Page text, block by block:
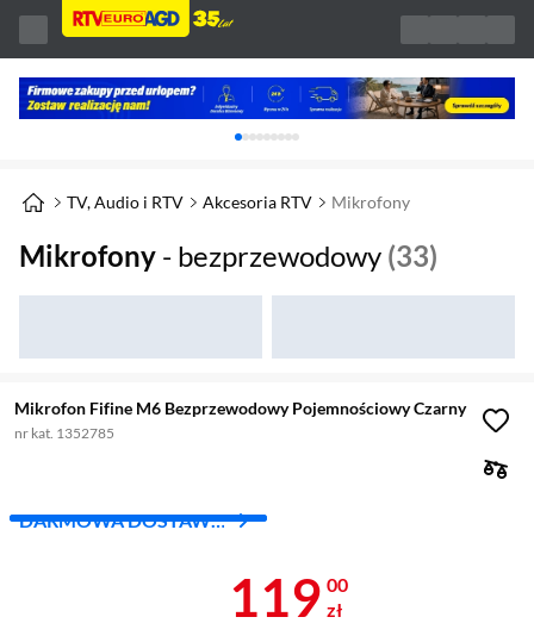
Karuzela z banerami, aktualny element 1 z
TV, Audio i RTV Akcesoria RTV Mikrofony
Mikrofony - bezprzewodowy (33)
Mikrofon Fifine M6 Bezprzewodowy Pojemnościowy Czarny
nr kat. 1352785
DARMOWA DOSTAWA
Cena 119 zł
119 00
zł